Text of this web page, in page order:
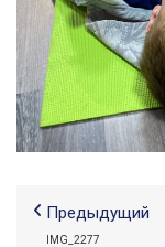
Предыдущий
IMG_2277